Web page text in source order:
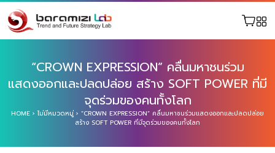
“CROWN EXPRESSION” คลื่นมหาชนร่วม
แสดงออกและปลดปล่อย สร้าง SOFT POWER ที่มี
จุดร่วมของคนทั้งโลก
HOME › ไม่มีหมวดหมู่ › “CROWN EXPRESSION” คลื่นมหาชนร่วมแสดงออกและปลดปล่อย
สร้าง SOFT POWER ที่มีจุดร่วมของคนทั้งโลก